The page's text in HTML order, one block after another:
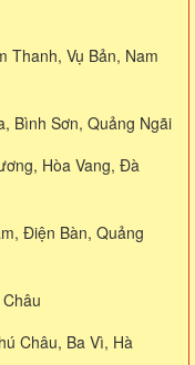
Thanh, Vụ Bản, Nam
Bình Sơn, Quảng Ngãi
Hòa Vang, Đà
Điện Bàn, Quảng
Châu
Châu, Ba Vì, Hà